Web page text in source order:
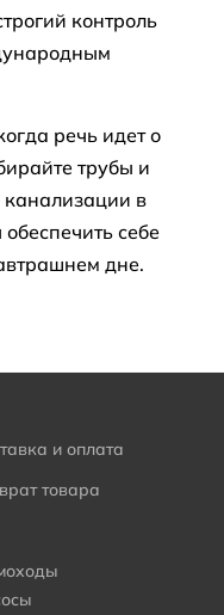
контроль
речь идет о
трубы и
в
себе
дне.
и оплата
товара